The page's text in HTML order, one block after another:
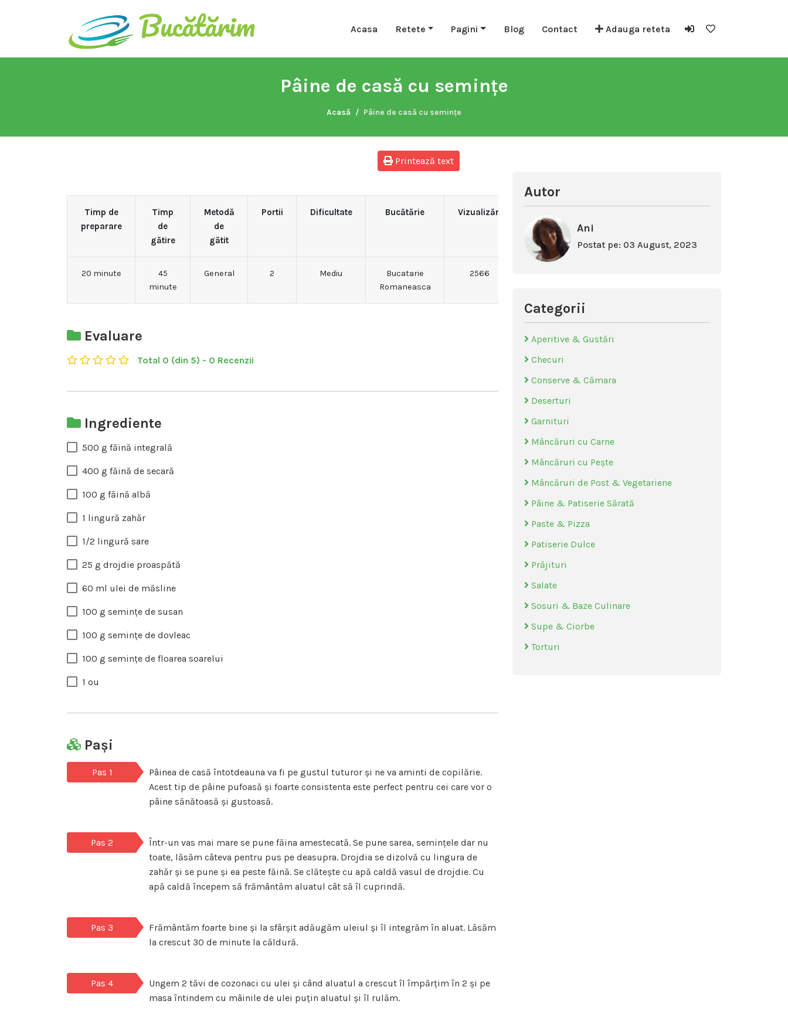
Acasa Retete Pagini Blog Contact Adauga reteta
Pâine de casă cu semințe
Acasă Pâine de casă cu semințe
Printează text
Timp de
preparare
Timp
de
gătire
Metodă
de
gătit
Portii Dificultate Bucătărie Vizualizări
20 minute
45
minute
General 2 Mediu
Bucatarie
Romaneasca
2566
Evaluare
Total 0 (din 5) - 0 Recenzii
Ingrediente
500 g făină integrală
400 g făină de secară
100 g făină albă
1 lingură zahăr
1/2 lingură sare
25 g drojdie proaspătă
60 ml ulei de măsline
100 g semințe de susan
100 g semințe de dovleac
100 g semințe de floarea soarelui
1 ou
Pași
Pas 1
Pâinea de casă întotdeauna va fi pe gustul tuturor și ne va aminti de copilărie.
Acest tip de pâine pufoasă și foarte consistenta este perfect pentru cei care vor o
pâine sănătoasă și gustoasă.
Pas 2
Într-un vas mai mare se pune făina amestecată. Se pune sarea, semințele dar nu
toate, lăsăm câteva pentru pus pe deasupra. Drojdia se dizolvă cu lingura de
zahăr și se pune și ea peste făină. Se clătește cu apă caldă vasul de drojdie. Cu
apă caldă începem să frământăm aluatul cât să îl cuprindă.
Pas 3
Frământăm foarte bine și la sfârșit adăugăm uleiul și îl integrăm în aluat. Lăsăm
la crescut 30 de minute la căldură.
Pas 4
Ungem 2 tăvi de cozonaci cu ulei și când aluatul a crescut îl împărțim în 2 și pe
masa întindem cu mâinile de ulei puțin aluatul și îl rulăm.
Autor
Ani
Postat pe: 03 August, 2023
Categorii
Aperitive & Gustări
Checuri
Conserve & Cămara
Deserturi
Garnituri
Mâncăruri cu Carne
Mâncăruri cu Pește
Mâncăruri de Post & Vegetariene
Pâine & Patiserie Sărată
Paste & Pizza
Patiserie Dulce
Prăjituri
Salate
Sosuri & Baze Culinare
Supe & Ciorbe
Torturi